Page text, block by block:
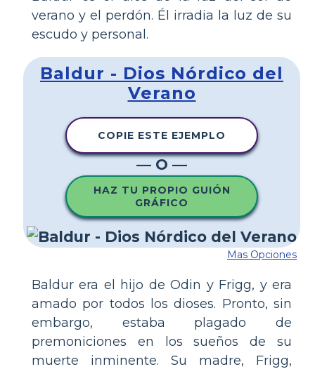
verano y el perdón. Él irradia la luz de su
escudo y personal.
Baldur - Dios Nórdico del
Verano
COPIE ESTE EJEMPLO
— O —
HAZ TU PROPIO GUIÓN
GRÁFICO
Mas Opciones
Baldur era el hijo de Odin y Frigg, y era
amado por todos los dioses. Pronto, sin
embargo, estaba plagado de
premoniciones en los sueños de su
muerte inminente. Su madre, Frigg,